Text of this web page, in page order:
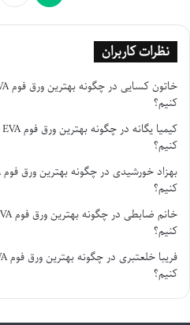
نظرات کاربران
خاتون کسایی در
کنیم؟
کیمیا یگانه در
کنیم؟
بهزاد خورشیدی در
کنیم؟
خانم ضابطی در
کنیم؟
فریبا خلعتبری در
کنیم؟